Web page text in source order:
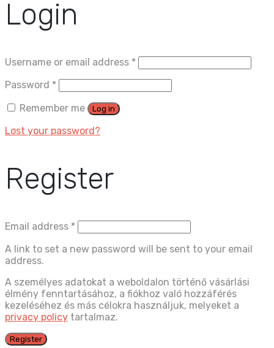
Login
Username or email address *
Password *
Remember me
Log in
Lost your password?
Register
Email address *
A link to set a new password will be sent to your email
address.
A személyes adatokat a weboldalon történő vásárlási
élmény fenntartásához, a fiókhoz való hozzáférés
kezeléséhez és más célokra használjuk, melyeket a
privacy policy tartalmaz.
Register